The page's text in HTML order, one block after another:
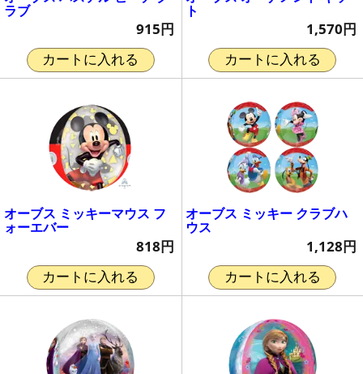
ラブ
915円
カートに入れる
ト
1,570円
カートに入れる
オーブス ミッキーマウス フ
ォーエバー
818円
カートに入れる
オーブス ミッキー クラブハ
ウス
1,128円
カートに入れる